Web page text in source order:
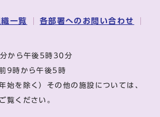
織一覧 各部署へのお問い合わせ
分から午後5時30分
前9時から午後5時
始を除く）その他の施設については、
覧ください。